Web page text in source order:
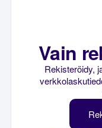
Vain
Rekisteröidy,